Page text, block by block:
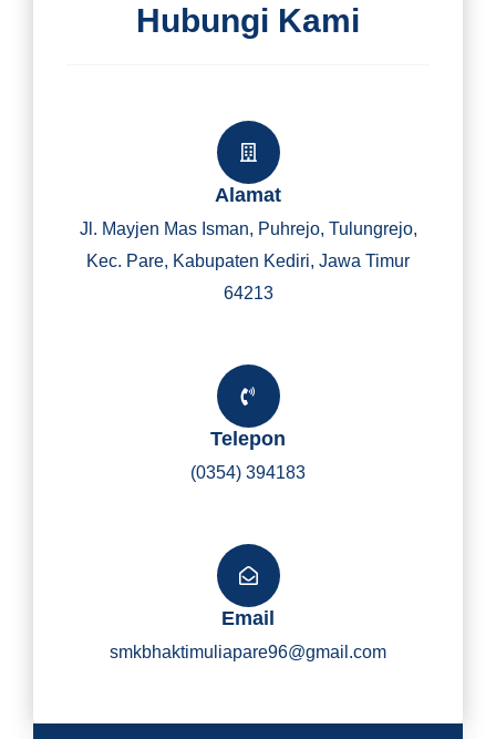
Y
I
Hubungi Kami
Alamat
Jl. Mayjen Mas Isman, Puhrejo, Tulungrejo,
Kec. Pare, Kabupaten Kediri, Jawa Timur
64213
Telepon
(0354) 394183
Email
smkbhaktimuliapare96@gmail.com